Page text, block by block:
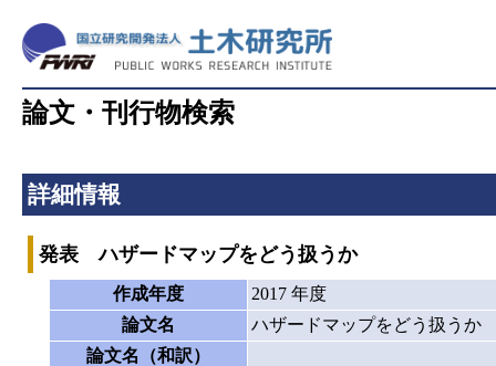
論文・刊行物検索
詳細情報
発表 ハザードマップをどう扱うか
作成年度
2017 年度
論文名
ハザードマップをどう扱うか
論文名（和訳）